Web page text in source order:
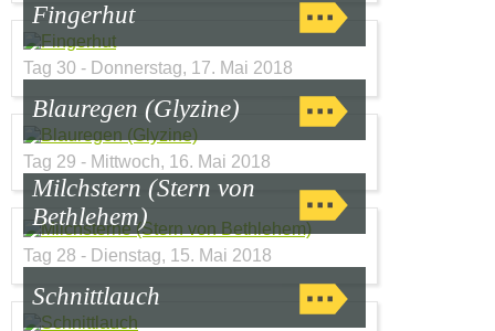
Fingerhut
Tag 30 - Donnerstag, 17. Mai 2018
Blauregen (Glyzine)
Tag 29 - Mittwoch, 16. Mai 2018
Milchstern (Stern von
Bethlehem)
Tag 28 - Dienstag, 15. Mai 2018
Schnittlauch